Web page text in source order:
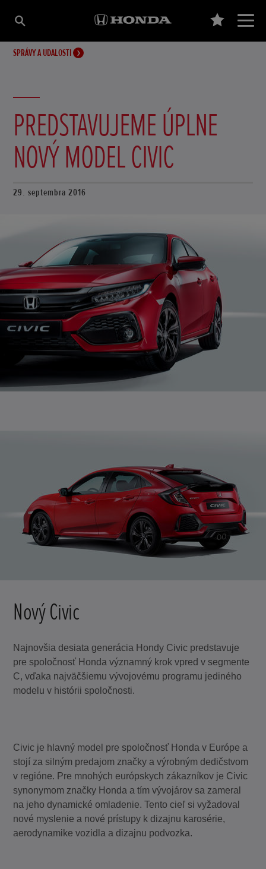
SPRÁVY A UDALOSTI
PREDSTAVUJEME ÚPLNE
NOVÝ MODEL CIVIC
29. septembra 2016
Nový Civic
Najnovšia desiata generácia Hondy Civic predstavuje
pre spoločnosť Honda významný krok vpred v segmente
C, vďaka najväčšiemu vývojovému programu jediného
modelu v histórii spoločnosti.
Civic je hlavný model pre spoločnosť Honda v Európe a
stojí za silným predajom značky a výrobným dedičstvom
v regióne. Pre mnohých európskych zákazníkov je Civic
synonymom značky Honda a tím vývojárov sa zameral
na jeho dynamické omladenie. Tento cieľ si vyžadoval
nové myslenie a nové prístupy k dizajnu karosérie,
aerodynamike vozidla a dizajnu podvozka.